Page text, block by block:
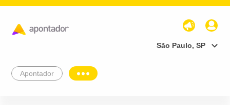
São Paulo, SP
Apontador